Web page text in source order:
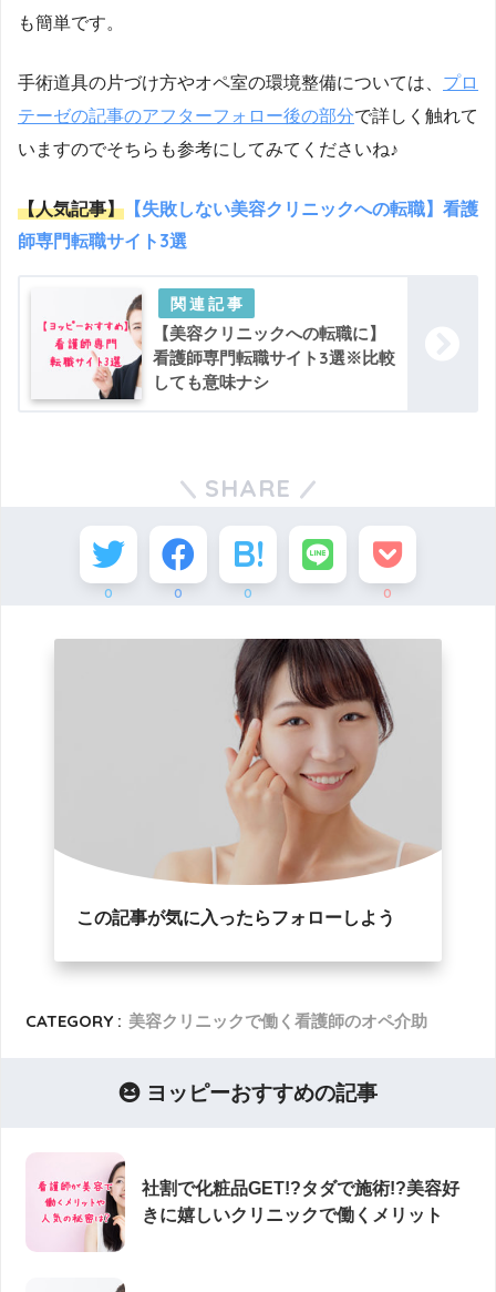
も簡単です。
手術道具の片づけ方やオペ室の環境整備については、 プロ
テーゼの記事のアフターフォロー後の部分で詳しく触れて
いますのでそちらも参考にしてみてくださいね♪
【人気記事】 【失敗しない美容クリニックへの転職】看護
師専門転職サイト3選
【美容クリニックへの転職に】
看護師専門転職サイト3選※比較
しても意味ナシ
SHARE
0 0 0 0
この記事が気に入ったらフォローしよう
CATEGORY : 美容クリニックで働く看護師のオペ介助
ヨッピーおすすめの記事
社割で化粧品GET!?タダで施術!?美容好
きに嬉しいクリニックで働くメリット